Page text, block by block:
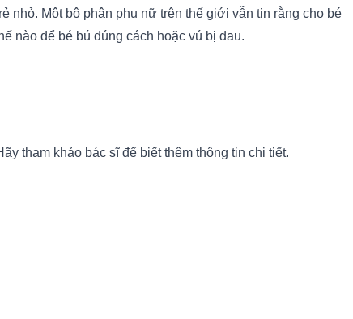
nhỏ. Một bộ phận phụ nữ trên thế giới vẫn tin rằng cho bé
nào để bé bú đúng cách hoặc vú bị đau.
tham khảo bác sĩ để biết thêm thông tin chi tiết.